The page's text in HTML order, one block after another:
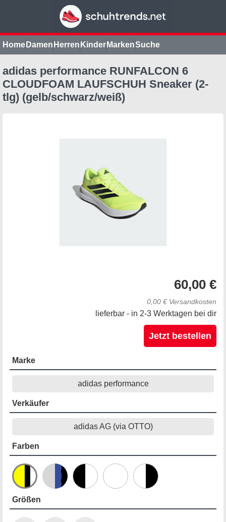
Home Damen Herren Kinder MarkenSuche
adidas performance RUNFALCON 6
CLOUDFOAM LAUFSCHUH Sneaker (2-
tlg) (gelb/schwarz/weiß)
60,00 €
0,00 € Versandkosten
lieferbar - in 2-3 Werktagen bei dir
Jetzt bestellen
Marke
adidas performance
Verkäufer
adidas AG (via OTTO)
Farben
Größen